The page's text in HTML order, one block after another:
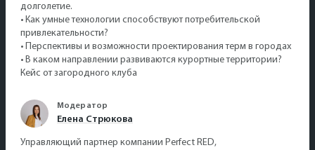
долголетие.
•⁠ ⁠Как умные технологии способствуют потребительской
привлекательности?
•⁠ ⁠Перспективы и возможности проектирования терм в городах
•⁠ ⁠В каком направлении развиваются курортные территории?
Кейс от загородного клуба
Модератор
Елена Стрюкова
Управляющий партнер компании Perfect RED,